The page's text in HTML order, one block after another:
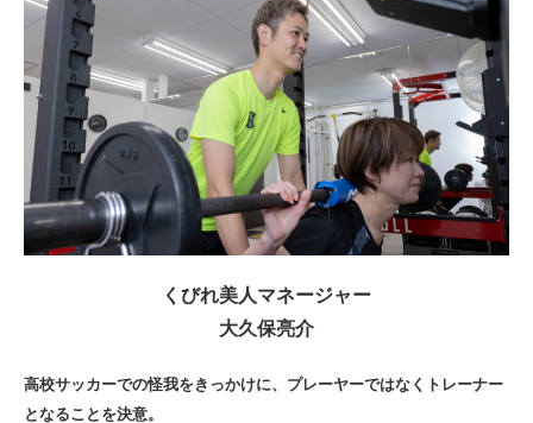
くびれ美人マネージャー
大久保亮介
高校サッカーでの怪我をきっかけに、プレーヤーではなくトレーナー
となることを決意。